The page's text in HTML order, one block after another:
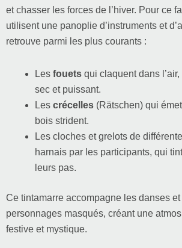
et chasser les forces de l’hiver. Pour ce
utilisent une panoplie d’instruments et
retrouve parmi les plus courants :
Les fouets qui claquent dans
sec et puissant.
Les crécelles (Rätschen) qui
bois strident.
Les cloches et grelots de
harnais par les participants, qui
leurs pas.
Ce tintamarre accompagne les danses
personnages masqués, créant une
festive et mystique.